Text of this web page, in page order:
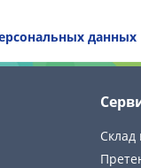
данных
Склад